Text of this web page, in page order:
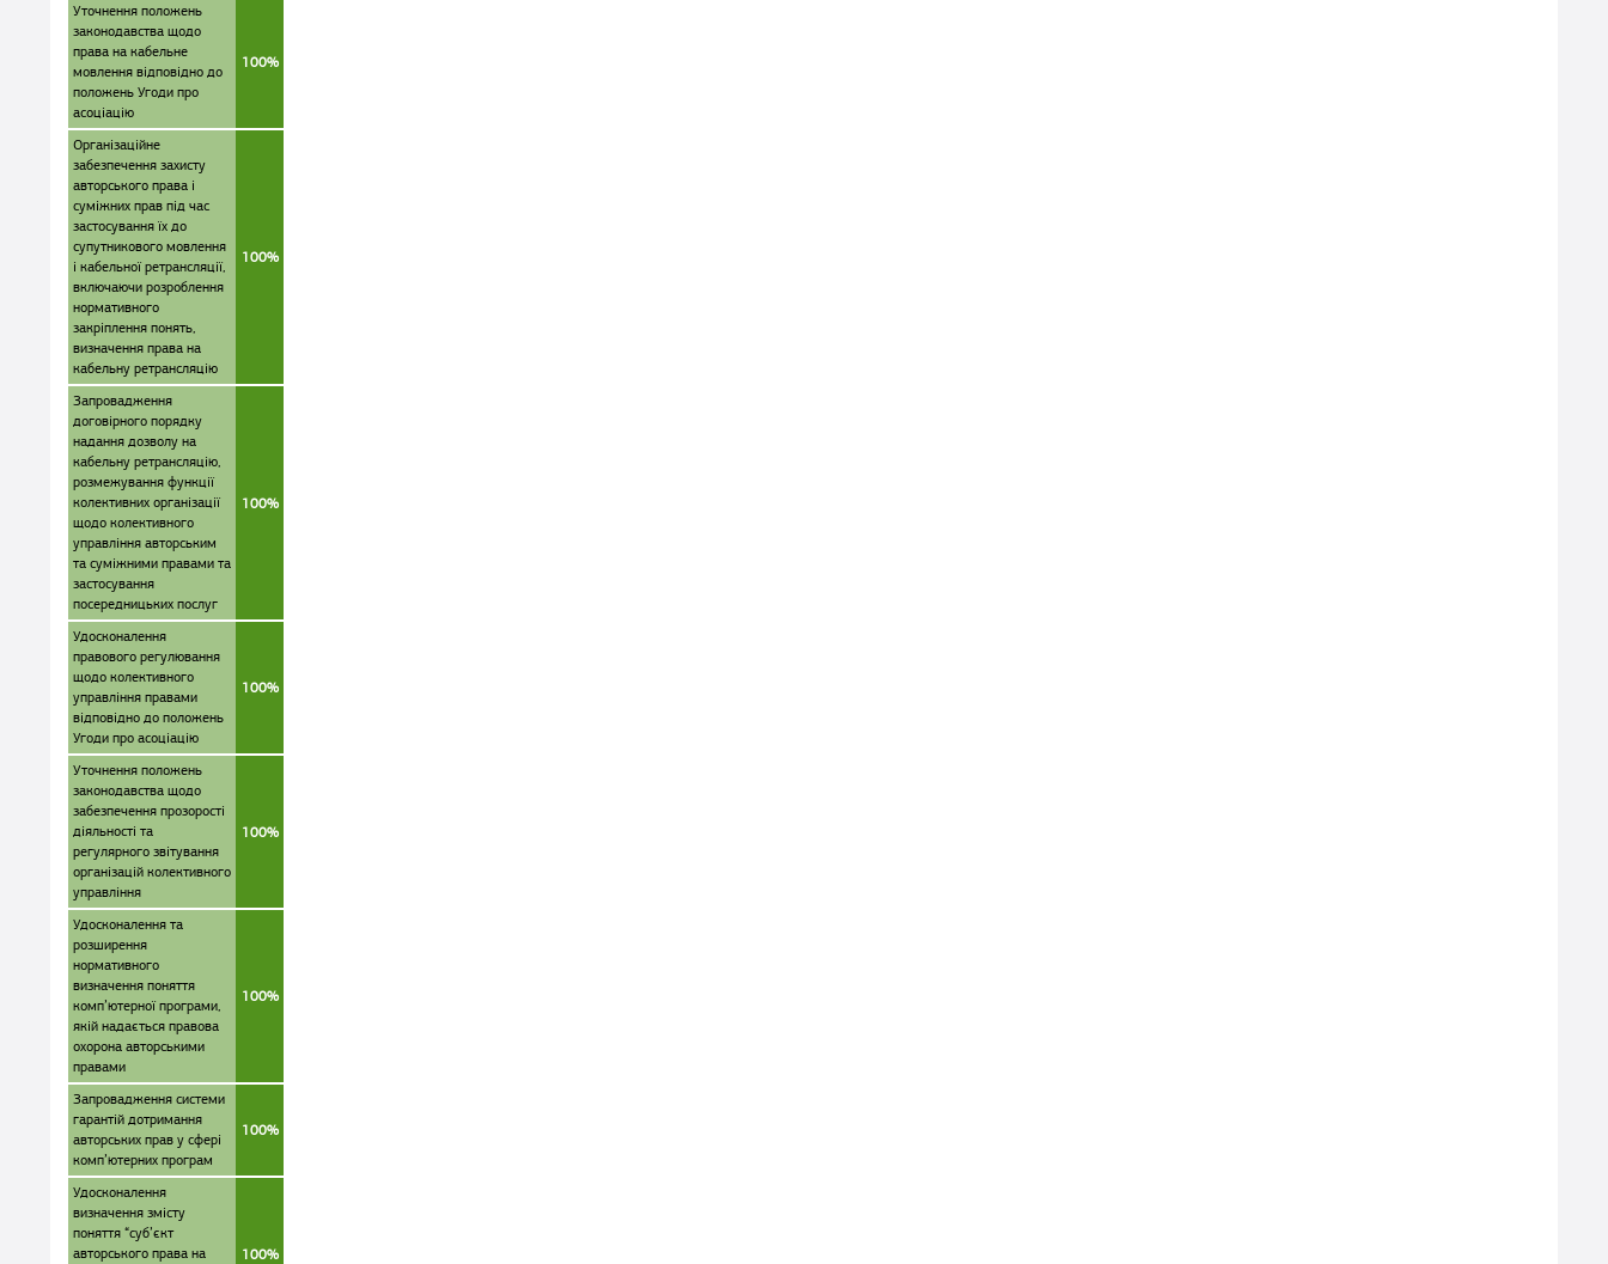
Уточнення положень
законодавства щодо
права на кабельне
мовлення відповідно до
положень Угоди про
асоціацію
100%
Організаційне
забезпечення захисту
авторського права і
суміжних прав під час
застосування їх до
супутникового мовлення
і кабельної ретрансляції,
включаючи розроблення
нормативного
закріплення понять,
визначення права на
кабельну ретрансляцію
100%
Запровадження
договірного порядку
надання дозволу на
кабельну ретрансляцію,
розмежування функції
колективних організації
щодо колективного
управління авторським
та суміжними правами та
застосування
посередницьких послуг
100%
Удосконалення
правового регулювання
щодо колективного
управління правами
відповідно до положень
Угоди про асоціацію
100%
Уточнення положень
законодавства щодо
забезпечення прозорості
діяльності та
регулярного звітування
організацій колективного
управління
100%
Удосконалення та
розширення
нормативного
визначення поняття
комп’ютерної програми,
якій надається правова
охорона авторськими
правами
100%
Запровадження системи
гарантій дотримання
авторських прав у сфері
комп’ютерних програм
100%
Удосконалення
визначення змісту
поняття “суб’єкт
авторського права на
100%